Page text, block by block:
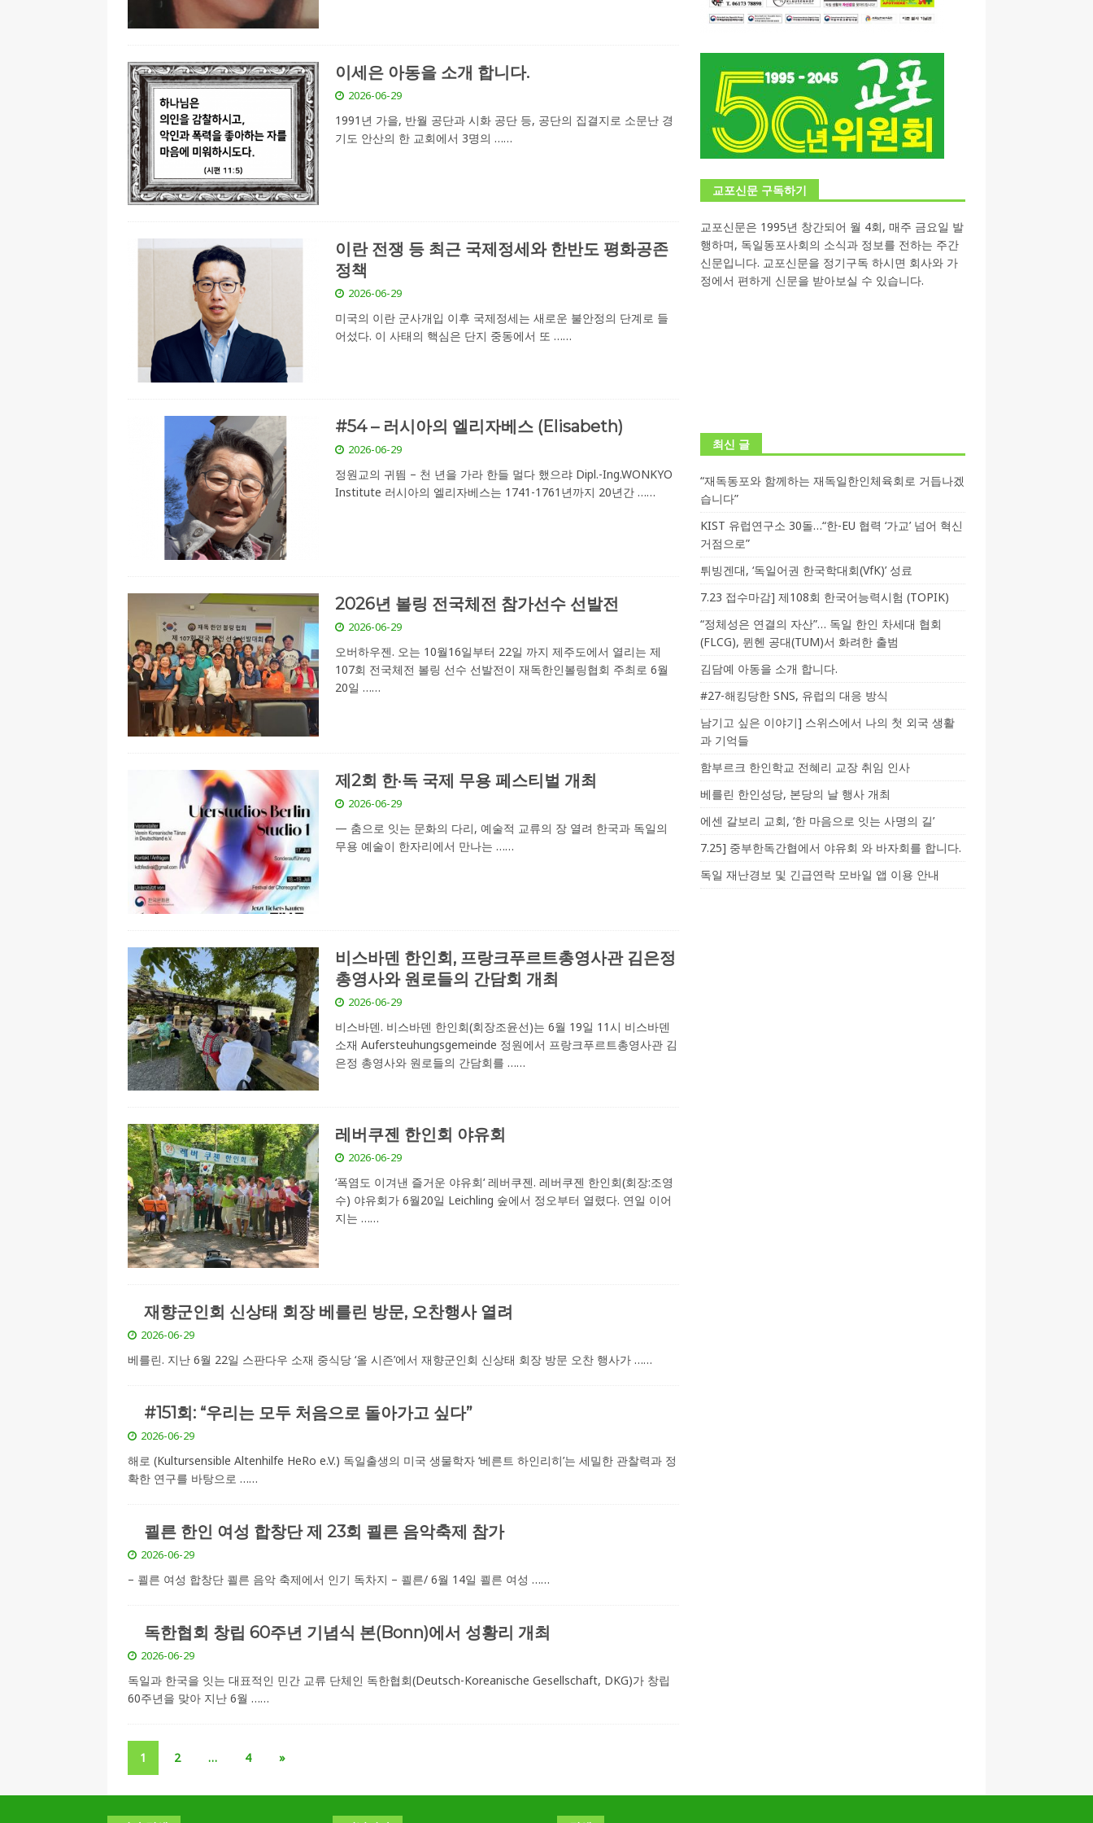
[ 2026-07-27 ]
튀빙겐대, ‘독일어권 한국학대회(VfK)’ 성료
[ 2026-07-20 ] “정체성은 연결의 자산”… 독일 한인 차세대 협회(FLCG), 뮌헨 공대(TUM)서 화려한 출범
인소식
[ 2026-07-20 ] 김담예 아동을 소개 합니다.
사랑의 손길
사진의 주인을 찾습니다.
이세은 아동을 소개 합니다.
2026-06-29
1991년 가을, 반월 공단과 시화 공단 등, 공단의 집결지로 소문난 경
기도 안산의 한 교회에서 3명의 ……
이란 전쟁 등 최근 국제정세와 한반도 평화공존
정책
2026-06-29
미국의 이란 군사개입 이후 국제정세는 새로운 불안정의 단계로 들
어섰다. 이 사태의 핵심은 단지 중동에서 또 ……
#54 – 러시아의 엘리자베스 (Elisabeth)
2026-06-29
정원교의 귀띔 – 천 년을 가라 한들 멀다 했으랴 Dipl.-Ing.WONKYO
Institute 러시아의 엘리자베스는 1741-1761년까지 20년간 ……
2026년 볼링 전국체전 참가선수 선발전
2026-06-29
오버하우젠. 오는 10월16일부터 22일 까지 제주도에서 열리는 제
107회 전국체전 볼링 선수 선발전이 재독한인볼링협회 주최로 6월
20일 ……
제2회 한·독 국제 무용 페스티벌 개최
2026-06-29
— 춤으로 잇는 문화의 다리, 예술적 교류의 장 열려 한국과 독일의
무용 예술이 한자리에서 만나는 ……
비스바덴 한인회, 프랑크푸르트총영사관 김은정
총영사와 원로들의 간담회 개최
2026-06-29
비스바덴. 비스바덴 한인회(회장조윤선)는 6월 19일 11시 비스바덴
소재 Aufersteuhungsgemeinde 정원에서 프랑크푸르트총영사관 김
은정 총영사와 원로들의 간담회를 ……
레버쿠젠 한인회 야유회
2026-06-29
‘폭염도 이겨낸 즐거운 야유회‘ 레버쿠젠. 레버쿠젠 한인회(회장:조영
수) 야유회가 6월20일 Leichling 숲에서 정오부터 열렸다. 연일 이어
지는 ……
재향군인회 신상태 회장 베를린 방문, 오찬행사 열려
2026-06-29
베를린. 지난 6월 22일 스판다우 소재 중식당 ‘올 시즌’에서 재향군인회 신상태 회장 방문 오찬 행사가 ……
#151회: “우리는 모두 처음으로 돌아가고 싶다”
2026-06-29
해로 (Kultursensible Altenhilfe HeRo e.V.) 독일출생의 미국 생물학자 ‘베른트 하인리히’는 세밀한 관찰력과 정
확한 연구를 바탕으로 ……
쾰른 한인 여성 합창단 제 23회 쾰른 음악축제 참가
2026-06-29
– 쾰른 여성 합창단 쾰른 음악 축제에서 인기 독차지 – 쾰른/ 6월 14일 쾰른 여성 ……
독한협회 창립 60주년 기념식 본(Bonn)에서 성황리 개최
2026-06-29
독일과 한국을 잇는 대표적인 민간 교류 단체인 독한협회(Deutsch-Koreanische Gesellschaft, DKG)가 창립
60주년을 맞아 지난 6월 ……
1 2 … 4 »
교포신문 구독하기
교포신문은 1995년 창간되어 월 4회, 매주 금요일 발
행하며, 독일동포사회의 소식과 정보를 전하는 주간
신문입니다. 교포신문을 정기구독 하시면 회사와 가
정에서 편하게 신문을 받아보실 수 있습니다.
최신 글
“재독동포와 함께하는 재독일한인체육회로 거듭나겠
습니다”
KIST 유럽연구소 30돌…“한-EU 협력 ‘가교’ 넘어 혁신
거점으로”
튀빙겐대, ‘독일어권 한국학대회(VfK)’ 성료
7.23 접수마감] 제108회 한국어능력시험 (TOPIK)
“정체성은 연결의 자산”… 독일 한인 차세대 협회
(FLCG), 뮌헨 공대(TUM)서 화려한 출범
김담예 아동을 소개 합니다.
#27-해킹당한 SNS, 유럽의 대응 방식
남기고 싶은 이야기] 스위스에서 나의 첫 외국 생활
과 기억들
함부르크 한인학교 전혜리 교장 취임 인사
베를린 한인성당, 본당의 날 행사 개최
에센 갈보리 교회, ‘한 마음으로 잇는 사명의 길’
7.25] 중부한독간협에서 야유회 와 바자회를 합니다.
독일 재난경보 및 긴급연락 모바일 앱 이용 안내